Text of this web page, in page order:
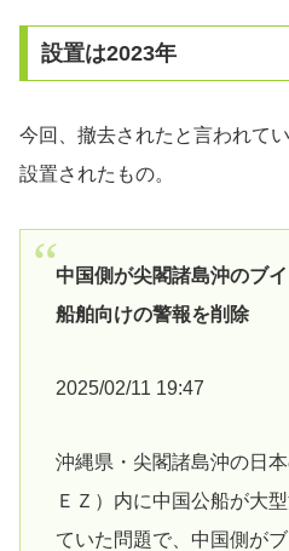
設置は2023年
今回、撤去されたと言われて
設置されたもの。
中国側が尖閣諸島沖のブ
船舶向けの警報を削除
2025/02/11 19:47
沖縄県・尖閣諸島沖の日
ＥＺ）内に中国公船が大
ていた問題で、中国側が